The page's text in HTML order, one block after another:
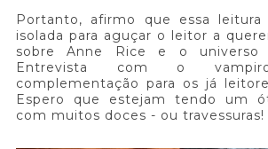
Portanto, afirmo que essa
isolada para aguçar o leitor a
sobre Anne Rice e o universo
Entrevista com o
complementação para os já
Espero que estejam tendo um
com muitos doces - ou travessuras!